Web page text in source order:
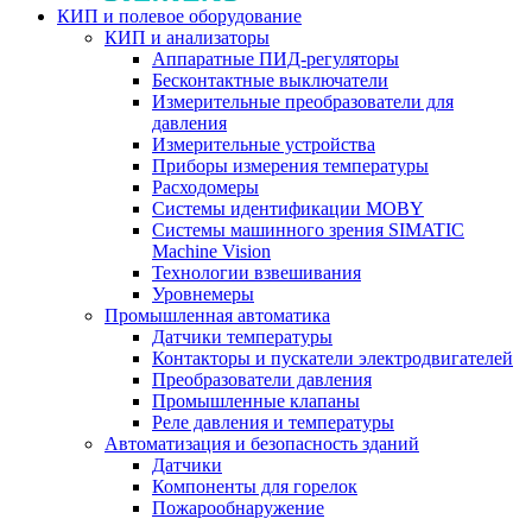
КИП и полевое оборудование
КИП и анализаторы
Аппаратные ПИД-регуляторы
Бесконтактные выключатели
Измерительные преобразователи для
давления
Измерительные устройства
Приборы измерения температуры
Расходомеры
Системы идентификации MOBY
Системы машинного зрения SIMATIC
Machine Vision
Технологии взвешивания
Уровнемеры
Промышленная автоматика
Датчики температуры
Контакторы и пускатели электродвигателей
Преобразователи давления
Промышленные клапаны
Реле давления и температуры
Автоматизация и безопасность зданий
Датчики
Компоненты для горелок
Пожарообнаружение